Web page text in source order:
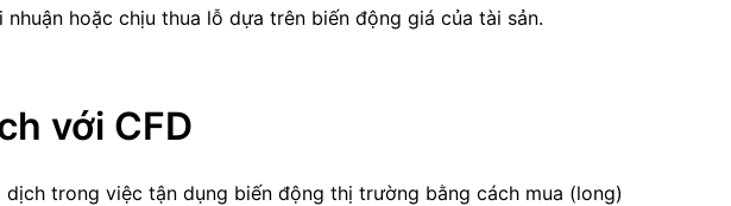
hoặc chịu thua lỗ dựa trên biến động giá của tài sản.
với CFD
trong việc tận dụng biến động thị trường bằng cách mua (long)